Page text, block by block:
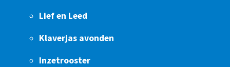
Lief en Leed
Klaverjas avonden
Inzetrooster